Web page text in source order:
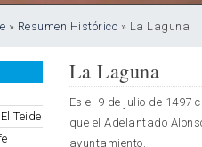
» Resumen Histórico » La Laguna
Teide
La Laguna
Es el 9 de julio de 1497
que el Adelantado
ayuntamiento.